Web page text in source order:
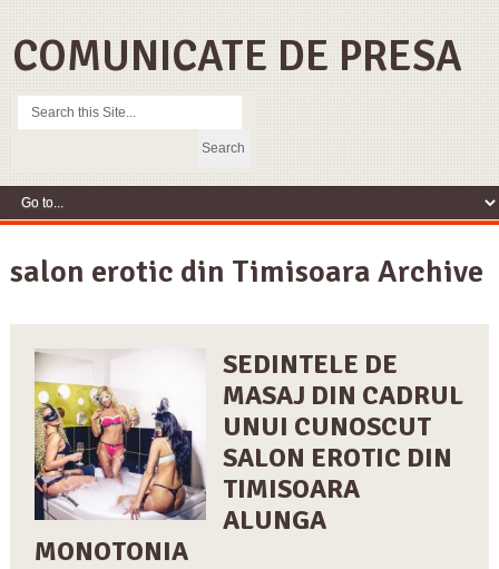
COMUNICATE DE PRESA
salon erotic din Timisoara Archive
SEDINTELE DE
MASAJ DIN CADRUL
UNUI CUNOSCUT
SALON EROTIC DIN
TIMISOARA
ALUNGA
MONOTONIA